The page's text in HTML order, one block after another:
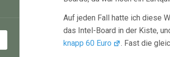
Auf jeden Fall hatte ich diese
das Intel-Board in der Kiste,
knapp 60 Euro
. Fast die